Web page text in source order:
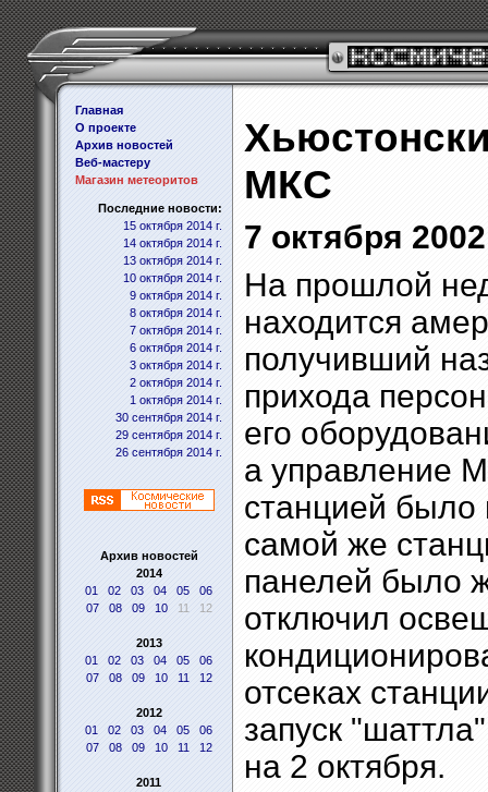
Главная
О проекте
Архив новостей
Веб-мастеру
Магазин метеоритов
Последние новости:
15 октября 2014 г.
14 октября 2014 г.
13 октября 2014 г.
10 октября 2014 г.
9 октября 2014 г.
8 октября 2014 г.
7 октября 2014 г.
6 октября 2014 г.
3 октября 2014 г.
2 октября 2014 г.
1 октября 2014 г.
30 сентября 2014 г.
29 сентября 2014 г.
26 сентября 2014 г.
Архив новостей
2014
01
02 03 04 05
06
07
08 09 10 11 12
2013
01
02 03 04 05
06
07
08 09 10 11 12
2012
01
02 03 04 05
06
07
08 09 10 11 12
2011
МКС
7 октября 2002
На прошлой
находится
получивший
прихода
его
а управление
станцией
самой же
панелей было
отключил
отсеках
запуск
на 2 октября.